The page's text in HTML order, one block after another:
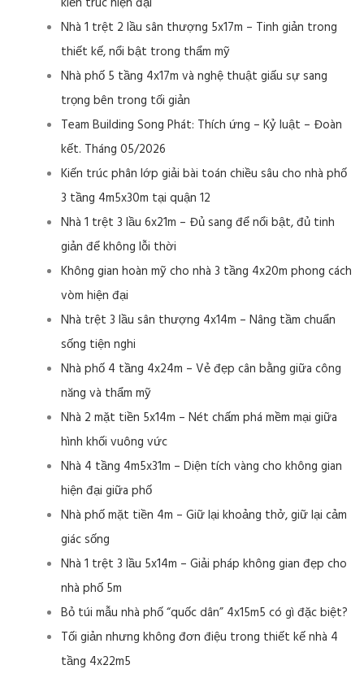
Nhà 1 trệt 2 lầu sân thượng 5x17m – Tinh giản trong
thiết kế, nổi bật trong thẩm mỹ
Nhà phố 5 tầng 4x17m và nghệ thuật giấu sự sang
trọng bên trong tối giản
Team Building Song Phát: Thích ứng – Kỷ luật – Đoàn
kết. Tháng 05/2026
Kiến trúc phân lớp giải bài toán chiều sâu cho nhà phố
3 tầng 4m5x30m tại quận 12
Nhà 1 trệt 3 lầu 6x21m – Đủ sang để nổi bật, đủ tinh
giản để không lỗi thời
Không gian hoàn mỹ cho nhà 3 tầng 4x20m phong cách
vòm hiện đại
Nhà trệt 3 lầu sân thượng 4x14m – Nâng tầm chuẩn
sống tiện nghi
Nhà phố 4 tầng 4x24m – Vẻ đẹp cân bằng giữa công
năng và thẩm mỹ
Nhà 2 mặt tiền 5x14m – Nét chấm phá mềm mại giữa
hình khối vuông vức
Nhà 4 tầng 4m5x31m – Diện tích vàng cho không gian
hiện đại giữa phố
Nhà phố mặt tiền 4m – Giữ lại khoảng thở, giữ lại cảm
giác sống
Nhà 1 trệt 3 lầu 5x14m – Giải pháp không gian đẹp cho
nhà phố 5m
Bỏ túi mẫu nhà phố “quốc dân” 4x15m5 có gì đặc biệt?
Tối giản nhưng không đơn điệu trong thiết kế nhà 4
tầng 4x22m5